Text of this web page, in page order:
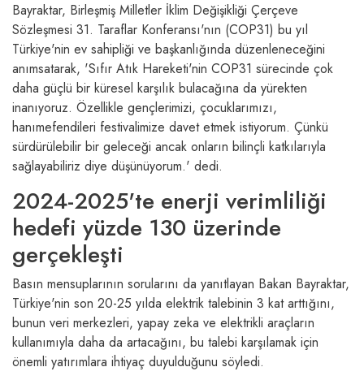
Bayraktar, Birleşmiş Milletler İklim Değişikliği Çerçeve
Sözleşmesi 31. Taraflar Konferansı'nın (COP31) bu yıl
Türkiye'nin ev sahipliği ve başkanlığında düzenleneceğini
anımsatarak, 'Sıfır Atık Hareketi'nin COP31 sürecinde çok
daha güçlü bir küresel karşılık bulacağına da yürekten
inanıyoruz. Özellikle gençlerimizi, çocuklarımızı,
hanımefendileri festivalimize davet etmek istiyorum. Çünkü
sürdürülebilir bir geleceği ancak onların bilinçli katkılarıyla
sağlayabiliriz diye düşünüyorum.' dedi.
2024-2025'te enerji verimliliği
hedefi yüzde 130 üzerinde
gerçekleşti
Basın mensuplarının sorularını da yanıtlayan Bakan Bayraktar,
Türkiye'nin son 20-25 yılda elektrik talebinin 3 kat arttığını,
bunun veri merkezleri, yapay zeka ve elektrikli araçların
kullanımıyla daha da artacağını, bu talebi karşılamak için
önemli yatırımlara ihtiyaç duyulduğunu söyledi.